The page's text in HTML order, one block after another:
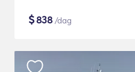
$838 /dag